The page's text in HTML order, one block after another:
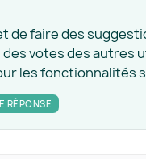
de faire des
votes des autres
les fonctionnalités
RÉPONSE